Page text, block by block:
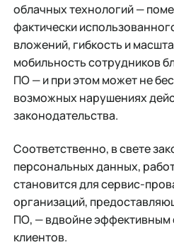
облачных технологий —
фактически
вложений, гибкость и
мобильность сотрудников
ПО — и при этом может не
возможных нарушениях
законодательства.
Соответственно, в свете
персональных данных,
становится для сервис-
организаций,
ПО, — вдвойне эффективным
клиентов.